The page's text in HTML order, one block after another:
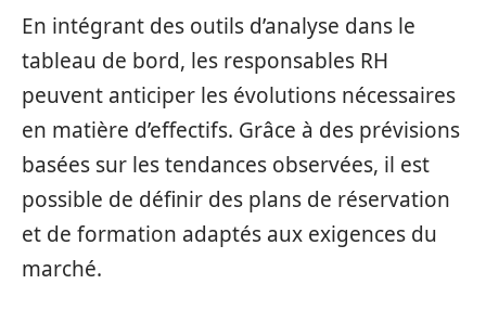
En intégrant des outils d’analyse dans le
tableau de bord, les responsables RH
peuvent anticiper les évolutions nécessaires
en matière d’effectifs. Grâce à des prévisions
basées sur les tendances observées, il est
possible de définir des plans de réservation
et de formation adaptés aux exigences du
marché.